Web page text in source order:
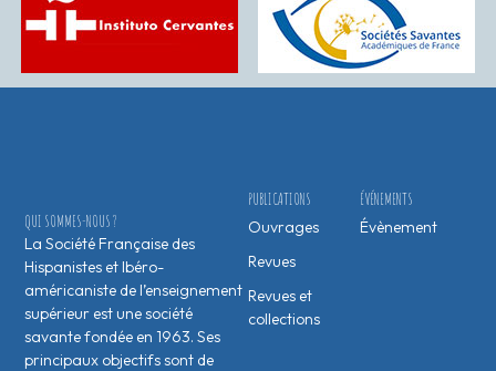
ÉVÉNEMENTS
Évènement
PUBLICATIONS
Ouvrages
Revues
Revues et
collections
QUI SOMMES-NOUS ?
La Société Française des
Hispanistes et Ibéro-
américaniste de l’enseignement
supérieur est une société
savante fondée en 1963. Ses
principaux objectifs sont de